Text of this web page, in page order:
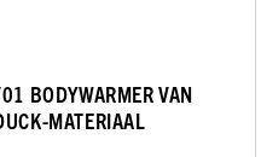
BODYWARMER VAN
MATERIAAL